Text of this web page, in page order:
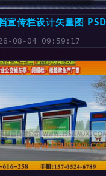
宣传栏设计矢量图
08-04 09:59:17